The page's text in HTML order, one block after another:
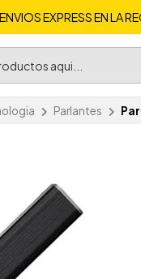
EXPRESS EN LA
Parlantes